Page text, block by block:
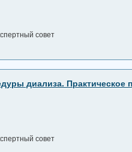
совет
диализа. Практическое
совет